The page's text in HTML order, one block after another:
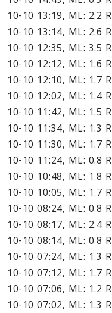
10-10 13:19, ML: 2.2 R
10-10 13:14, ML: 2.6 R
10-10 12:35, ML: 3.5 R
10-10 12:12, ML: 1.6 R
10-10 12:10, ML: 1.7 R
10-10 12:02, ML: 1.4 R
10-10 11:42, ML: 1.5 R
10-10 11:34, ML: 1.3 R
10-10 11:30, ML: 1.7 R
10-10 11:24, ML: 0.8 R
10-10 10:48, ML: 1.8 R
10-10 10:05, ML: 1.7 R
10-10 08:24, ML: 0.8 R
10-10 08:17, ML: 2.4 R
10-10 08:14, ML: 0.8 R
10-10 07:24, ML: 1.3 R
10-10 07:12, ML: 1.7 R
10-10 07:06, ML: 1.2 R
10-10 07:02, ML: 1.3 R